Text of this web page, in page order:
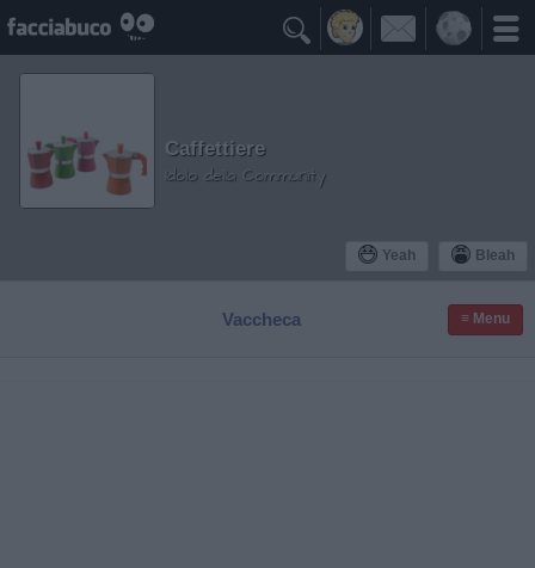

Yeah Bleah
Caffettiere
Idolo della Community
Vaccheca ≡ Menu